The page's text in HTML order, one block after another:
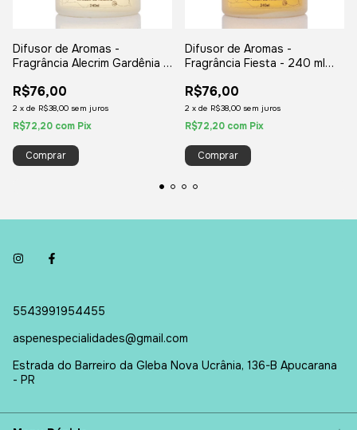
Difusor de Aromas -
Fragrância Alecrim Gardênia -
R$76,00
2 x de R$38,00 sem juros
R$72,20 com Pix
Difusor de Aromas -
Fragrância Fiesta - 240 ml
R$76,00
2 x de R$38,00 sem juros
R$72,20 com Pix
5543991954455
aspenespecialidades@gmail.com
Estrada do Barreiro da Gleba Nova Ucrânia, 136-B Apucarana
- PR